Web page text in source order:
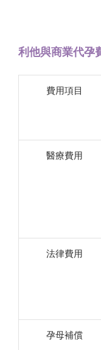
利他與商業代孕
費用項目
醫療費用
法律費用
孕母補償